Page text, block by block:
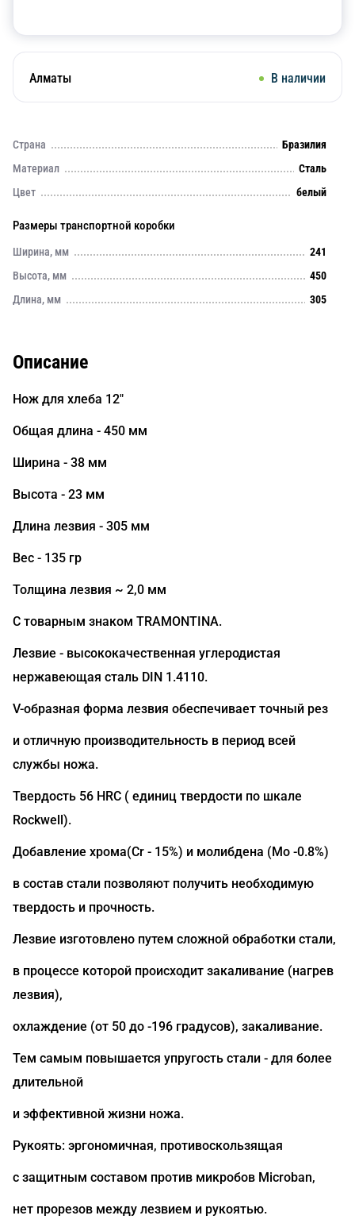
Алматы В наличии
Страна
Бразилия
Материал
Сталь
Цвет
белый
Размеры транспортной коробки
Ширина, мм
241
Высота, мм
450
Длина, мм
305
Описание
Нож для хлеба 12"
Общая длина - 450 мм
Ширина - 38 мм
Высота - 23 мм
Длина лезвия - 305 мм
Вес - 135 гр
Толщина лезвия ~ 2,0 мм
С товарным знаком TRAMONTINA.
Лезвие - высококачественная углеродистая
нержавеющая сталь DIN 1.4110.
V-образная форма лезвия обеспечивает точный рез
и отличную производительность в период всей
службы ножа.
Твердость 56 HRC ( единиц твердости по шкале
Rockwell).
Добавление хрома(Сr - 15%) и молибдена (Mo -0.8%)
в состав стали позволяют получить необходимую
твердость и прочность.
Лезвие изготовлено путем сложной обработки стали,
в процессе которой происходит закаливание (нагрев
лезвия),
охлаждение (от 50 до -196 градусов), закаливание.
Тем самым повышается упругость стали - для более
длительной
и эффективной жизни ножа.
Рукоять: эргономичная, противоскользящая
с защитным составом против микробов Microban,
нет прорезов между лезвием и рукоятью.